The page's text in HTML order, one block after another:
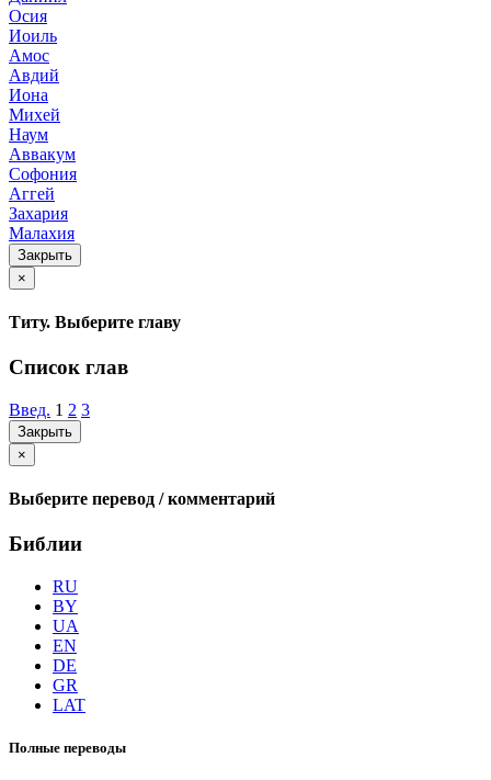
Осия
Иоиль
Амос
Авдий
Иона
Михей
Наум
Аввакум
Софония
Аггей
Захария
Малахия
Закрыть
×
Титу. Выберите главу
Список глав
Введ. 1 2 3
Закрыть
×
Выберите перевод / комментарий
Библии
RU
BY
UA
EN
DE
GR
LAT
Полные переводы